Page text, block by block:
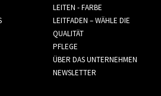
LEITEN - FARBE
LEITFADEN – WÄHLE DIE
QUALITÄT
PFLEGE
ÜBER DAS UNTERNEHMEN
NEWSLETTER